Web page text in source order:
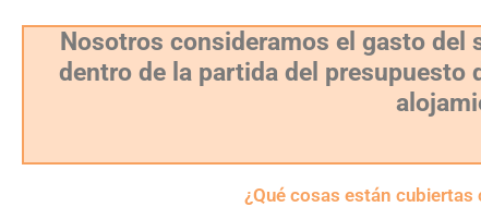
Nosotros consideramos el gasto del
dentro de la partida del presupuesto
¿Qué cosas están